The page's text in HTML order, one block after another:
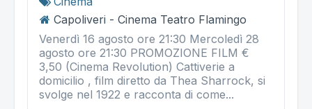
Capoliveri - Cinema Teatro Flamingo
Venerdì 16 agosto ore 21:30 Mercoledì 28
agosto ore 21:30 PROMOZIONE FILM €
3,50 (Cinema Revolution) Cattiverie a
domicilio , film diretto da Thea Sharrock, si
svolge nel 1922 e racconta di come...